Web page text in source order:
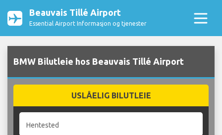
Beauvais Tillé Airport
Essential Airport Informasjon og tjenester
BMW Bilutleie hos Beauvais Tillé Airport
USLÅELIG BILUTLEIE
Hentested